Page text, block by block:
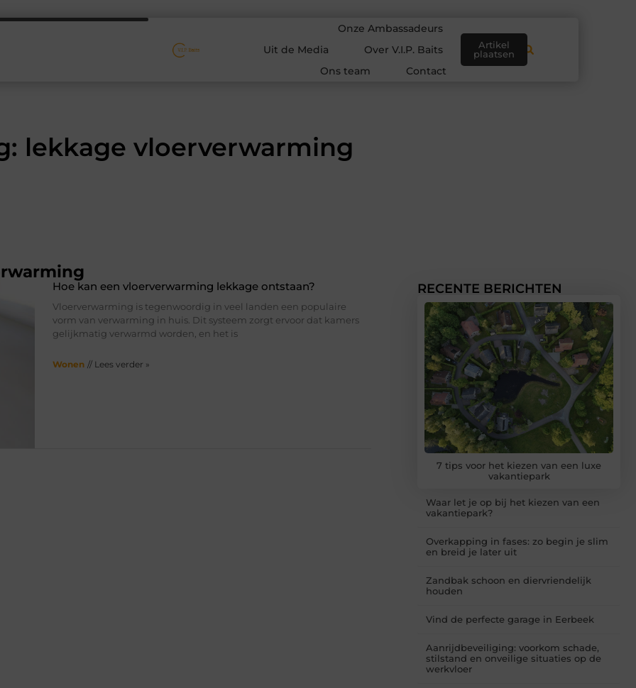
Onze Ambassadeurs
Uit de Media
Over V.I.P. Baits
Ons team
Contact
Artikel
plaatsen
lekkage vloerverwarming
Hoe kan een vloerverwarming lekkage ontstaan?
Vloerverwarming is tegenwoordig in veel landen een populaire
vorm van verwarming in huis. Dit systeem zorgt ervoor dat kamers
gelijkmatig verwarmd worden, en het is
Wonen // Lees verder »
RECENTE BERICHTEN
7 tips voor het kiezen van een luxe
vakantiepark
Waar let je op bij het kiezen van een
vakantiepark?
Overkapping in fases: zo begin je slim
en breid je later uit
Zandbak schoon en diervriendelijk
houden
Vind de perfecte garage in Eerbeek
Aanrijdbeveiliging: voorkom schade,
stilstand en onveilige situaties op de
werkvloer